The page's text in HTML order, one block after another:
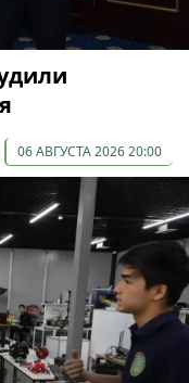
06 АВГУСТА 2026 20:00